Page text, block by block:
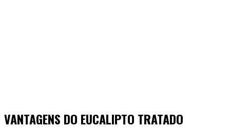
VANTAGENS DO EUCALIPTO TRATADO